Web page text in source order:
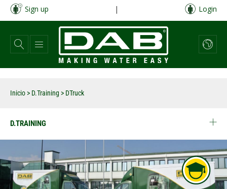
Pasar
contenido
principal
Sign up | Login
Inicio > D.Training > DTruck
D.TRAINING